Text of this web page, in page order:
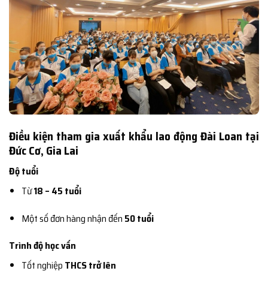
Điều kiện tham gia xuất khẩu lao động Đài Loan tại
Đức Cơ, Gia Lai
Độ tuổi
Từ18 – 45 tuổi
Một số đơn hàng nhận đến 50 tuổi
Trình độ học vấn
Tốt nghiệp THCS trở lên